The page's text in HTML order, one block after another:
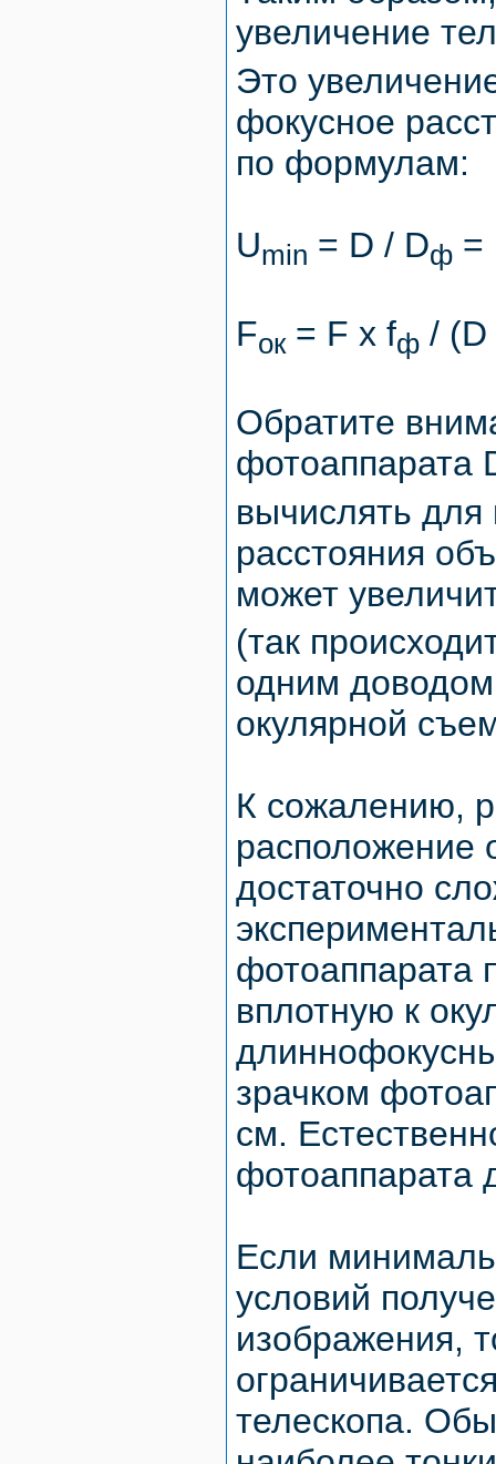
увеличение
Это
фокусное
по формулам:
Umin = D / Dф =
Fок= F x fф / (D
Обратите
фотоаппарата
вычислять для
расстояния
может
(так
одним
окулярной
К сожалению,
расположение
достаточно
фотоаппарата
вплотную к
зрачком
см.
фотоаппарата
Если
условий
изображения,
телескопа.